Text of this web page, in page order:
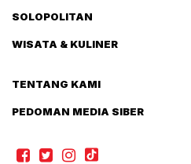
SOLOPOLITAN
WISATA & KULINER
TENTANG KAMI
PEDOMAN MEDIA SIBER